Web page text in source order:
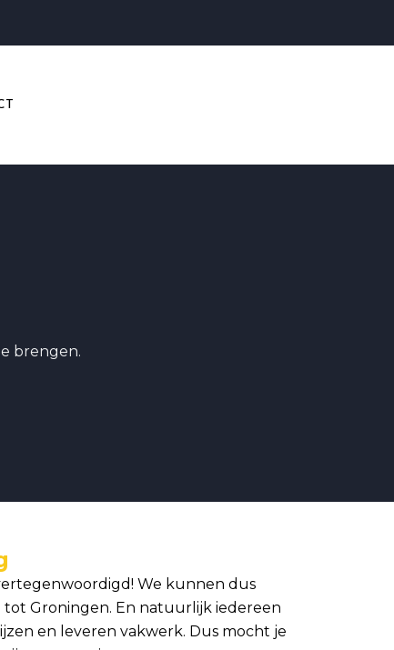
brengen.
We kunnen dus
Groningen. En natuurlijk iedereen
en leveren vakwerk. Dus mocht je